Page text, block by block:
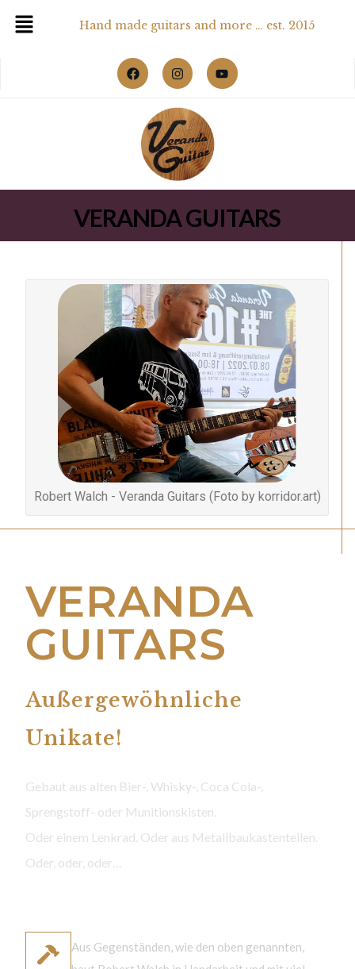
Hand made guitars and more … est. 2015
VERANDA GUITARS
Robert Walch - Veranda Guitars (Foto by korridor.art)
VERANDA
GUITARS
Außergewöhnliche
Unikate!
Gebaut aus alten Bier-, Whisky-, Coca Cola-,
Sprengstoff- oder Munitionskisten.
Oder einem Lenkrad. Oder aus Metallbaukastenteilen.
Oder, oder, oder…
Aus Gegenständen, wie den oben genannten,